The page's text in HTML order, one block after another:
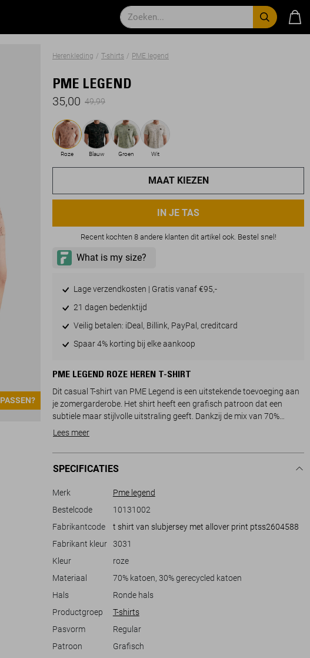
PASSEN?
Herenkleding T-shirts PME legend
PME LEGEND
35,00 49,99
Roze Blauw Groen Wit
MAAT KIEZEN
IN JE TAS
Recent kochten 8 andere klanten dit artikel ook. Bestel snel!
Lage verzendkosten | Gratis vanaf €95,-
21 dagen bedenktijd
Veilig betalen: iDeal, Billink, PayPal, creditcard
Spaar 4% korting bij elke aankoop
PME LEGEND ROZE HEREN T-SHIRT
Dit casual T-shirt van PME Legend is een uitstekende toevoeging aan
je zomergarderobe. Het shirt heeft een grafisch patroon dat een
subtiele maar stijlvolle uitstraling geeft. Dankzij de mix van 70%
katoen en 30% gerecycled katoen, voelt het zacht aan en draagt het
zorgen voor een comfortabele pasvorm die geschikt is voor dagelijks
gebruik.
Met zijn ronde hals en korte mouwen is dit PME Legend T-shirt perfect
maken het gemakkelijk te combineren met verschillende outfits, of je
nu een dagje naar het strand gaat of een informele bijeenkomst hebt.
Dit T-shirt biedt veelzijdigheid en comfort, waardoor het een handige
Lees meer
SPECIFICATIES
Merk
Pme legend
Bestelcode
10131002
Fabrikantcode
t shirt van slubjersey met allover print ptss2604588
Fabrikant kleur
3031
Kleur
roze
Materiaal
70% katoen, 30% gerecycled katoen
Hals
Ronde hals
Productgroep
T-shirts
Pasvorm
Regular
Patroon
Grafisch